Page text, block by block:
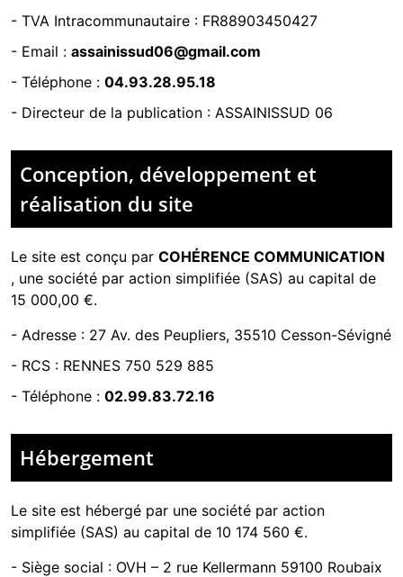
- TVA Intracommunautaire : FR88903450427
- Email : assainissud06@gmail.com
- Téléphone : 04.93.28.95.18
- Directeur de la publication : ASSAINISSUD 06
Conception, développement et
réalisation du site
Le site est conçu par COHÉRENCE COMMUNICATION
, une société par action simplifiée (SAS) au capital de
15 000,00 €.
- Adresse : 27 Av. des Peupliers, 35510 Cesson-Sévigné
- RCS : RENNES 750 529 885
- Téléphone : 02.99.83.72.16
Hébergement
Le site est hébergé par une société par action
simplifiée (SAS) au capital de 10 174 560 €.
- Siège social : OVH – 2 rue Kellermann 59100 Roubaix